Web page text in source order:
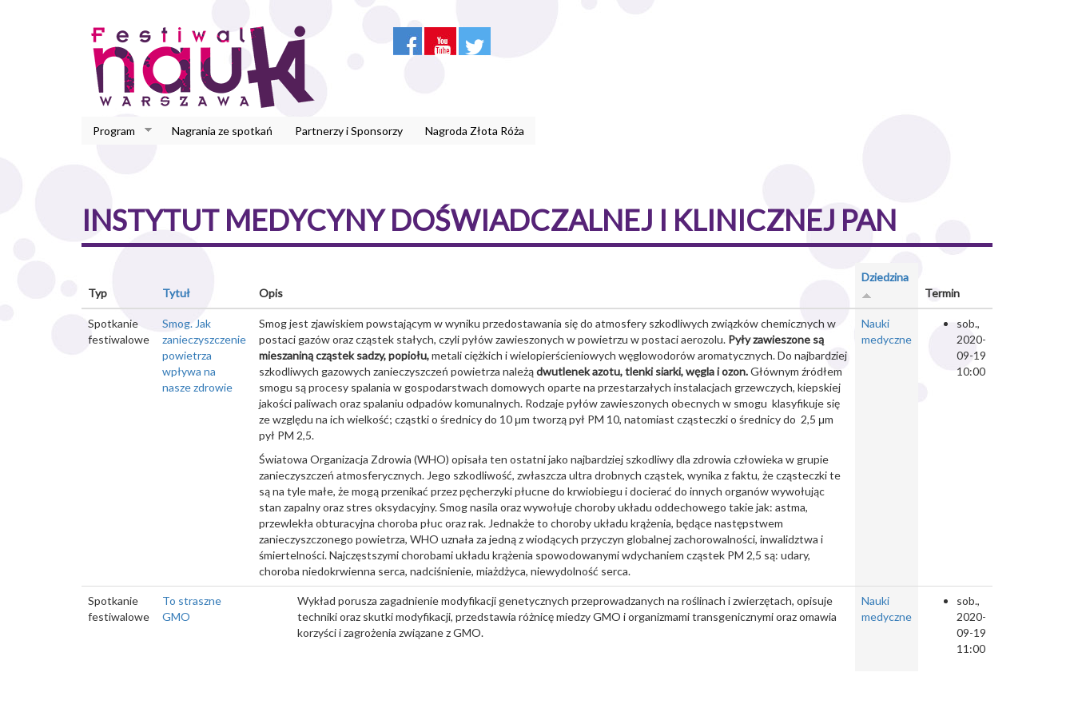
Program Nagrania ze spotkań Partnerzy i Sponsorzy Nagroda Złota Róża
INSTYTUT MEDYCYNY DOŚWIADCZALNEJ I KLINICZNEJ PAN
Typ Tytuł Opis
Dziedzina
Termin
Spotkanie
festiwalowe
Smog. Jak
zanieczyszczenie
powietrza
wpływa na
nasze zdrowie
Smog jest zjawiskiem powstającym w wyniku przedostawania się do atmosfery szkodliwych związków chemicznych w
postaci gazów oraz cząstek stałych, czyli pyłów zawieszonych w powietrzu w postaci aerozolu. Pyły zawieszone są
mieszaniną cząstek sadzy, popiołu,metali ciężkich i wielopierścieniowych węglowodorów aromatycznych. Do najbardziej
szkodliwych gazowych zanieczyszczeń powietrza należądwutlenek azotu, tlenki siarki, węgla i ozon.Głównym źródłem
smogu są procesy spalania w gospodarstwach domowych oparte na przestarzałych instalacjach grzewczych, kiepskiej
jakości paliwach oraz spalaniu odpadów komunalnych. Rodzaje pyłów zawieszonych obecnych w smogu klasyfikuje się
ze względu na ich wielkość; cząstki o średnicy do 10 μm tworzą pył PM 10, natomiast cząsteczki o średnicy do 2,5 μm
pył PM 2,5.
Światowa Organizacja Zdrowia (WHO) opisała ten ostatni jako najbardziej szkodliwy dla zdrowia człowieka w grupie
zanieczyszczeń atmosferycznych. Jego szkodliwość, zwłaszcza ultra drobnych cząstek, wynika z faktu, że cząsteczki te
są na tyle małe, że mogą przenikać przez pęcherzyki płucne do krwiobiegu i docierać do innych organów wywołując
stan zapalny oraz stres oksydacyjny. Smog nasila oraz wywołuje choroby układu oddechowego takie jak: astma,
przewlekła obturacyjna choroba płuc oraz rak. Jednakże to choroby układu krążenia, będące następstwem
zanieczyszczonego powietrza, WHO uznała za jedną z wiodących przyczyn globalnej zachorowalności, inwalidztwa i
śmiertelności. Najczęstszymi chorobami układu krążenia spowodowanymi wdychaniem cząstek PM 2,5 są: udary,
choroba niedokrwienna serca, nadciśnienie, miażdżyca, niewydolność serca.
Nauki
medyczne
sob.,
2020-
09-19
10:00
Spotkanie
festiwalowe
To straszne
GMO
Wykład porusza zagadnienie modyfikacji genetycznych przeprowadzanych na roślinach i zwierzętach, opisuje
techniki oraz skutki modyfikacji, przedstawia różnicę miedzy GMO i organizmami transgenicznymi oraz omawia
korzyści i zagrożenia związane z GMO.
Nauki
medyczne
sob.,
2020-
09-19
11:00